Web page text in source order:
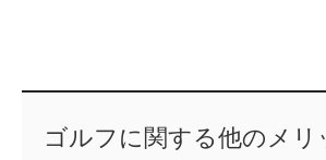
ゴルフに関する他のメリ